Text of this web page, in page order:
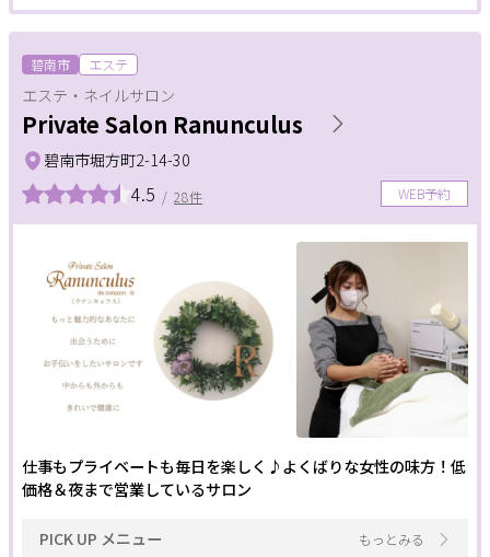
碧南市 エステ
エステ・ネイルサロン
Private Salon Ranunculus
WEB予約
4.5 / 28件
碧南市堀方町2-14-30
仕事もプライベートも毎日を楽しく♪よくばりな女性の味方！低
価格＆夜まで営業しているサロン
PICK UP メニュー もっとみる